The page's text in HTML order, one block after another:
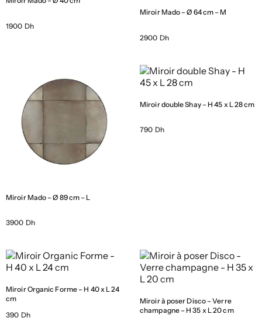
1900 Dh
Miroir Mado – Ø 64 cm – M
2900 Dh
Miroir Mado – Ø 89 cm – L
3900 Dh
Miroir double Shay – H 45 x L 28 cm
790 Dh
Miroir Organic Forme – H 40 x L 24
cm
390 Dh
Miroir à poser Disco – Verre
champagne – H 35 x L 20 cm